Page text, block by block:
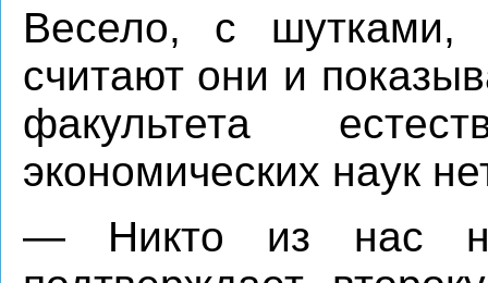
Весело, с
считают они и
факультета
экономических наук
— Никто из нас